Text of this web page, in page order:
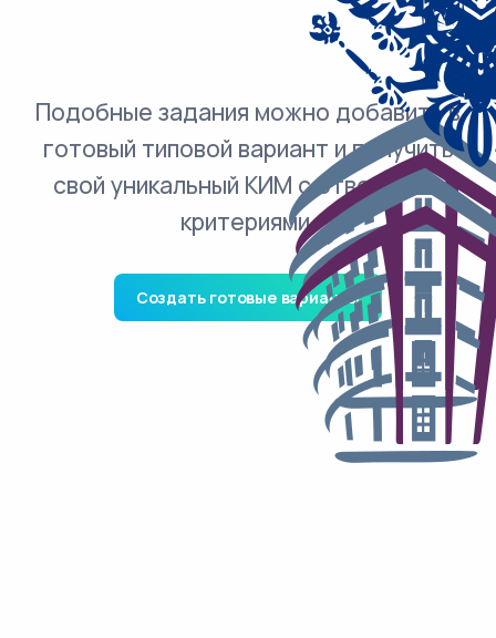
Подобные задания можно добавить в
готовый типовой вариант и получить
свой уникальный КИМ с ответами и
критериями.
Создать готовые варианты